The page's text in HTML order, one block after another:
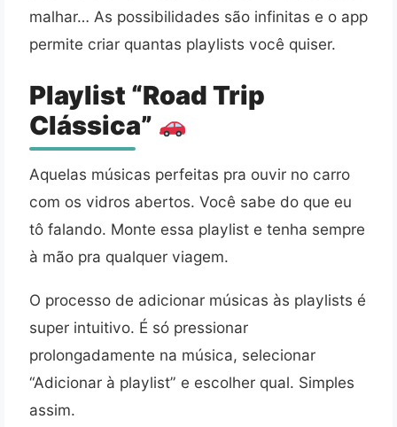
malhar… As possibilidades são infinitas e o app
permite criar quantas playlists você quiser.
Playlist “Road Trip
Clássica”
Aquelas músicas perfeitas pra ouvir no carro
com os vidros abertos. Você sabe do que eu
tô falando. Monte essa playlist e tenha sempre
à mão pra qualquer viagem.
O processo de adicionar músicas às playlists é
super intuitivo. É só pressionar
prolongadamente na música, selecionar
“Adicionar à playlist” e escolher qual. Simples
assim.